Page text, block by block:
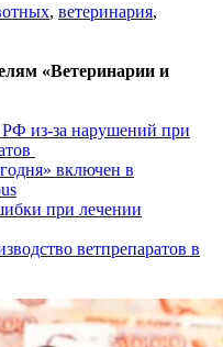
, ветеринария,
«Ветеринарии и
из-за нарушений при
включен в
при лечении
ветпрепаратов в